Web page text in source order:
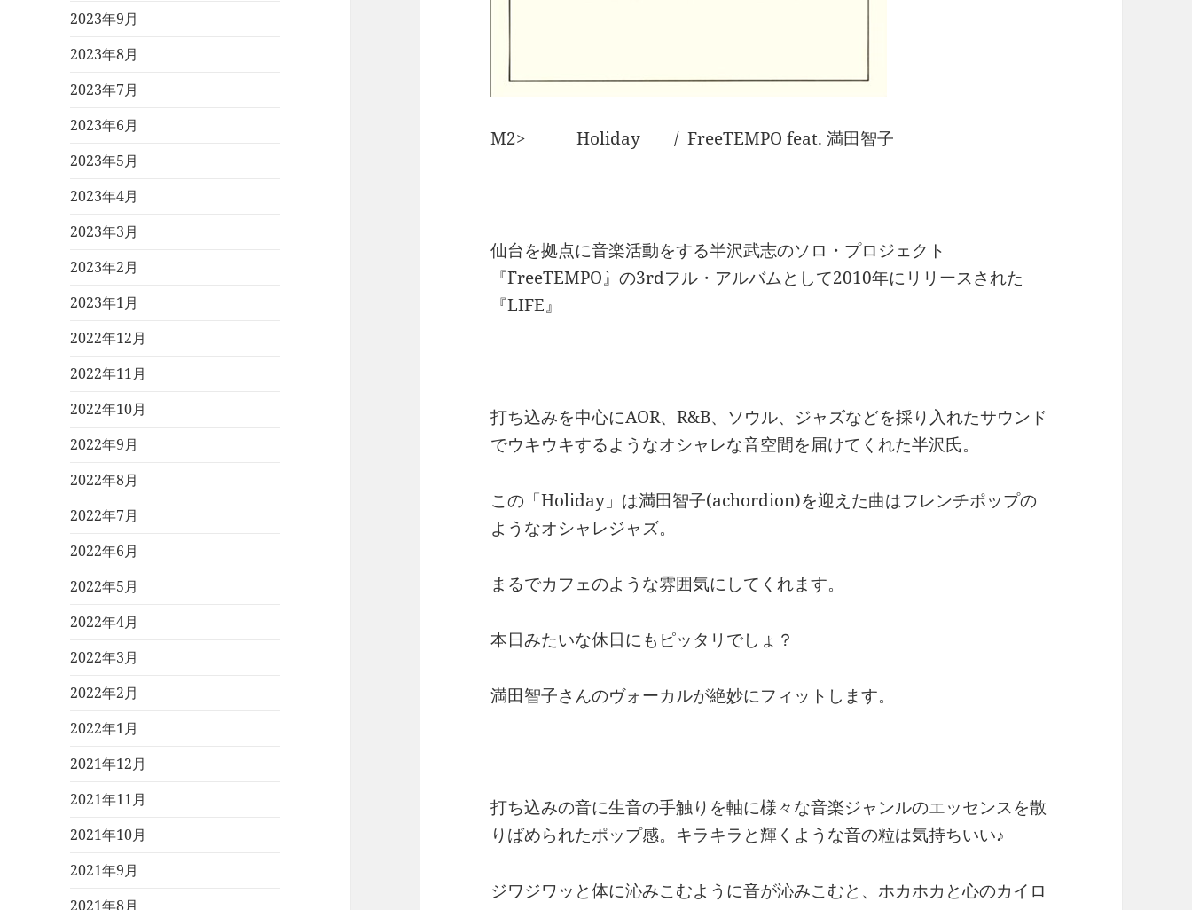
2023年9月
2023年8月
2023年7月
2023年6月
2023年5月
2023年4月
2023年3月
2023年2月
2023年1月
2022年12月
2022年11月
2022年10月
2022年9月
2022年8月
2022年7月
2022年6月
2022年5月
2022年4月
2022年3月
2022年2月
2022年1月
2021年12月
2021年11月
2021年10月
2021年9月
2021年8月
M2> Holiday / FreeTEMPO feat. 満田智子
仙台を拠点に音楽活動をする半沢武志のソロ・プロジェクト
『`FreeTEMPO`』の3rdフル・アルバムとして2010年にリリースされた
『LIFE』
打ち込みを中心にAOR、R&B、ソウル、ジャズなどを採り入れたサウンド
でウキウキするようなオシャレな音空間を届けてくれた半沢氏。
この「Holiday」は満田智子(achordion)を迎えた曲はフレンチポップの
ようなオシャレジャズ。
まるでカフェのような雰囲気にしてくれます。
本日みたいな休日にもピッタリでしょ？
満田智子さんのヴォーカルが絶妙にフィットします。
打ち込みの音に生音の手触りを軸に様々な音楽ジャンルのエッセンスを散
りばめられたポップ感。キラキラと輝くような音の粒は気持ちいい♪
ジワジワッと体に沁みこむように音が沁みこむと、ホカホカと心のカイロ